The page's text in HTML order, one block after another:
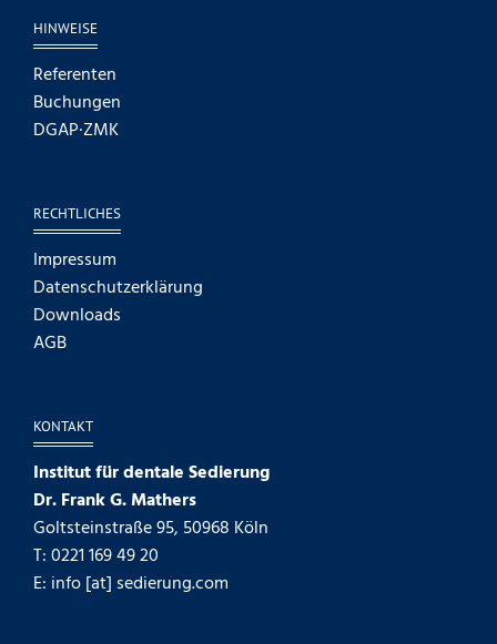
HINWEISE
Referenten
Buchungen
DGAP·ZMK
RECHTLICHES
Impressum
Datenschutzerklärung
Downloads
AGB
KONTAKT
Institut für dentale Sedierung
Dr. Frank G. Mathers
Goltsteinstraße 95, 50968 Köln
T: 0221 169 49 20
E: info [at] sedierung.com